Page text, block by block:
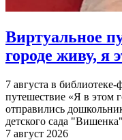
Виртуальное
городе живу, я
7 августа в
путешествие «Я в этом
отправились
детского сада
7 август 2026